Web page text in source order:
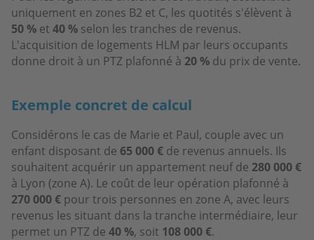
uniquement en zones B2 et C, les quotités s'élèvent à
50 % et 40 % selon les tranches de revenus.
L'acquisition de logements HLM par leurs occupants
donne droit à un PTZ plafonné à 20 % du prix de vente.
Exemple concret de calcul
Considérons le cas de Marie et Paul, couple avec un
enfant disposant de 65 000 € de revenus annuels. Ils
souhaitent acquérir un appartement neuf de 280 000 €
à Lyon (zone A). Le coût de leur opération plafonné à
270 000 € pour trois personnes en zone A, avec leurs
revenus les situant dans la tranche intermédiaire, leur
permet un PTZ de 40 %, soit 108 000 €.